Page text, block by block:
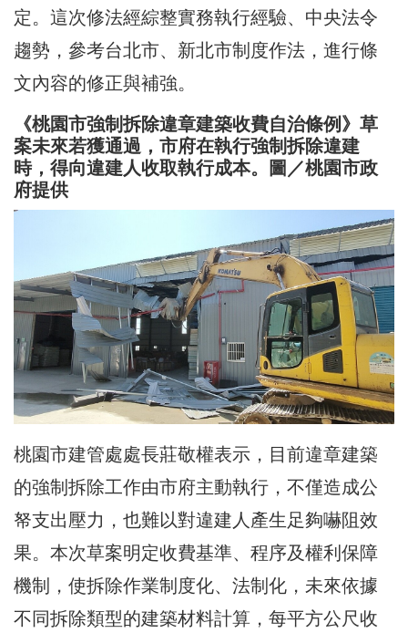
定。這次修法經綜整實務執行經驗、中央法令
趨勢，參考台北市、新北市制度作法，進行條
文內容的修正與補強。
《桃園市強制拆除違章建築收費自治條例》草
案未來若獲通過，市府在執行強制拆除違建
時，得向違建人收取執行成本。圖／桃園市政
府提供
桃園市建管處處長莊敬權表示，目前違章建築
的強制拆除工作由市府主動執行，不僅造成公
帑支出壓力，也難以對違建人產生足夠嚇阻效
果。本次草案明定收費基準、程序及權利保障
機制，使拆除作業制度化、法制化，未來依據
不同拆除類型的建築材料計算，每平方公尺收